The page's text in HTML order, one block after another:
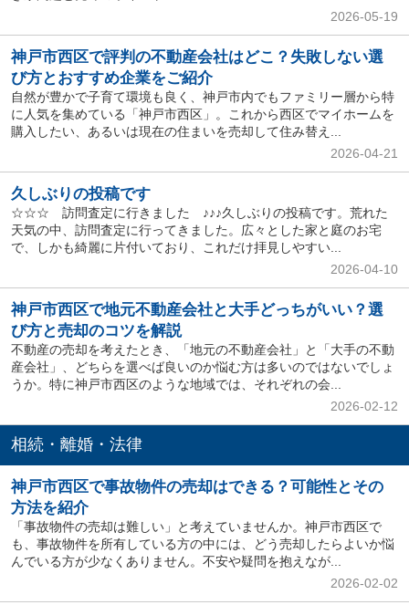
2026-05-19
神戸市西区で評判の不動産会社はどこ？失敗しない選
び方とおすすめ企業をご紹介
自然が豊かで子育て環境も良く、神戸市内でもファミリー層から特
に人気を集めている「神戸市西区」。これから西区でマイホームを
購入したい、あるいは現在の住まいを売却して住み替え...
2026-04-21
久しぶりの投稿です
☆☆☆ 訪問査定に行きました ♪♪♪久しぶりの投稿です。荒れた
天気の中、訪問査定に行ってきました。広々とした家と庭のお宅
で、しかも綺麗に片付いており、これだけ拝見しやすい...
2026-04-10
神戸市西区で地元不動産会社と大手どっちがいい？選
び方と売却のコツを解説
不動産の売却を考えたとき、「地元の不動産会社」と「大手の不動
産会社」、どちらを選べば良いのか悩む方は多いのではないでしょ
うか。特に神戸市西区のような地域では、それぞれの会...
2026-02-12
相続・離婚・法律
神戸市西区で事故物件の売却はできる？可能性とその
方法を紹介
「事故物件の売却は難しい」と考えていませんか。神戸市西区で
も、事故物件を所有している方の中には、どう売却したらよいか悩
んでいる方が少なくありません。不安や疑問を抱えなが...
2026-02-02